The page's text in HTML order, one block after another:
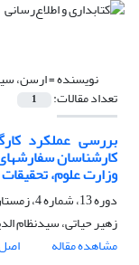
نویسنده =ارسن،
تعداد مقالات: 1
بررسی عملکرد
کارشناسان
وزارت علوم،
دوره 13، شماره 4، زمستان 1389، صفحه
زهیر حیاتی، سیدنظام
مشاهده مقاله